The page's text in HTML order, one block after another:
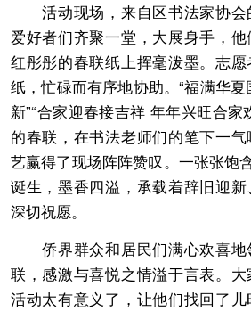
活动现场，来自区书法家协会
爱好者们齐聚一堂，大展身手，
红彤彤的春联纸上挥毫泼墨。志
纸，忙碌而有序地协助。“福满华
新”“合家迎春接吉祥 年年兴旺合家
的春联，在书法老师们的笔下一
艺赢得了现场阵阵赞叹。一张张饱
诞生，墨香四溢，承载着辞旧迎
深切祝愿。
侨界群众和居民们满心欢喜地
联，感激与喜悦之情溢于言表。
活动太有意义了，让他们找回了儿